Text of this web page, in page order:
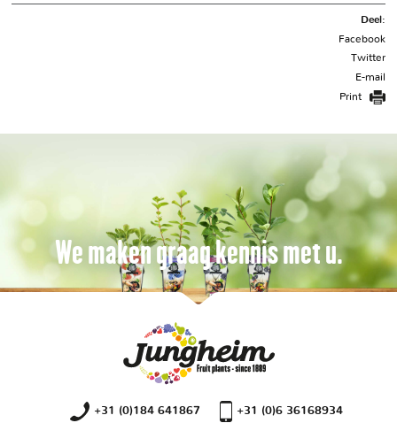
Deel:
Facebook
Twitter
E-mail
Print
We maken graag kennis met u.
+31 (0)184 641867 +31 (0)6 36168934